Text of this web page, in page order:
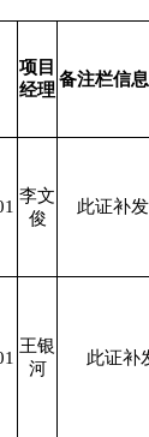
项目
经理
备注栏信息
李文
俊
此证补发
王银
河
此证补